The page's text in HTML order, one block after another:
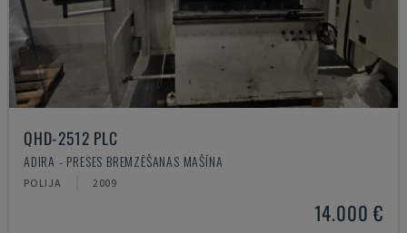
QHD-2512 PLC
ADIRA - PRESES BREMZĒŠANAS MAŠĪNA
POLIJA 2009
14.000 €